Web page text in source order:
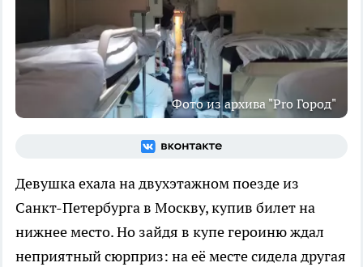
Фото из архива "Pro Город"
Девушка ехала на двухэтажном поезде из
Санкт-Петербурга в Москву, купив билет на
нижнее место. Но зайдя в купе героиню ждал
неприятный сюрприз: на её месте сидела другая